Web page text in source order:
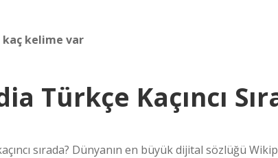
kaç kelime var
Türkçe Kaçıncı
sırada? Dünyanın en büyük dijital sözlüğü